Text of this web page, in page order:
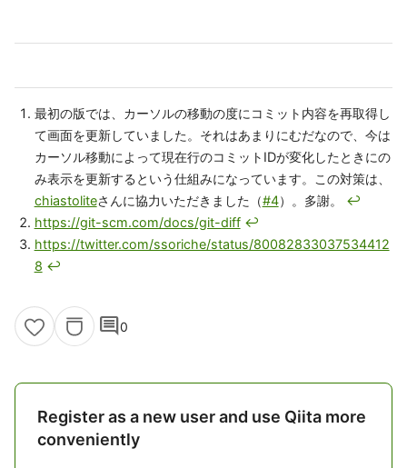
最初の版では、カーソルの移動の度にコミット内容を再取得し
て画面を更新していました。それはあまりにむだなので、今は
カーソル移動によって現在行のコミットIDが変化したときにの
み表示を更新するという仕組みになっています。この対策は、
chiastoliteさんに協力いただきました（#4）。多謝。 ↩
https://git-scm.com/docs/git-diff ↩
https://twitter.com/ssoriche/status/80082833037534412
8 ↩
comment0
Register as a new user and use Qiita more
conveniently